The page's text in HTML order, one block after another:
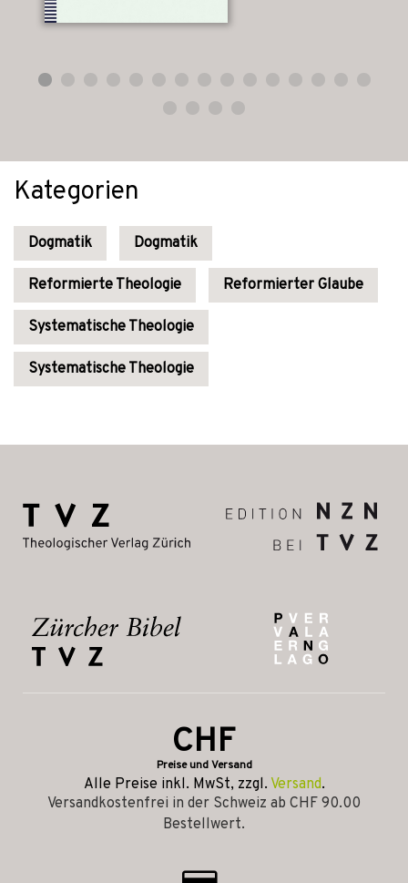
Kategorien
Dogmatik Dogmatik
Reformierte Theologie Reformierter Glaube
Systematische Theologie
Systematische Theologie
CHF
Preise und Versand
Alle Preise inkl. MwSt, zzgl. Versand.
Versandkostenfrei in der Schweiz ab CHF 90.00
Bestellwert.